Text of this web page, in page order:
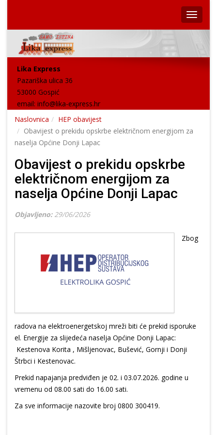
Lika Express
Pazariška ulica 36
53000 Gospić
email: info@lika-express.hr
Naslovnica
HEP obavijest
Obavijest o prekidu opskrbe električnom energijom za
naselja Općine Donji Lapac
Obavijest o prekidu opskrbe
električnom energijom za
naselja Općine Donji Lapac
Objavljeno: 29/06/2026
Zbog
radova na elektroenergetskoj mreži biti će prekid isporuke
el. Energije za slijedeća naselja Općine Donji Lapac:
Kestenova Korita , Mišljenovac, Bušević, Gornji i Donji
Štrbci i Kestenovac.
Prekid napajanja predviđen je 02. i 03.07.2026. godine u
vremenu od 08.00 sati do 16.00 sati.
Za sve informacije nazovite broj 0800 300419.